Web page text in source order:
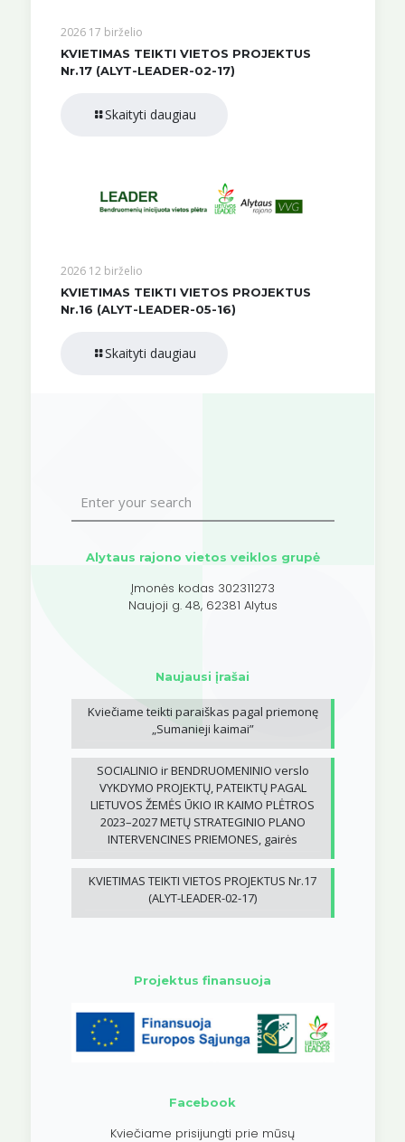
2026 17 birželio
KVIETIMAS TEIKTI VIETOS PROJEKTUS
Nr.17 (ALYT-LEADER-02-17)
Skaityti daugiau
2026 12 birželio
KVIETIMAS TEIKTI VIETOS PROJEKTUS
Nr.16 (ALYT-LEADER-05-16)
Skaityti daugiau
Alytaus rajono vietos veiklos grupė
Įmonės kodas 302311273
Naujoji g. 48, 62381 Alytus
Naujausi įrašai
Kviečiame teikti paraiškas pagal priemonę
„Sumanieji kaimai”
SOCIALINIO ir BENDRUOMENINIO verslo
VYKDYMO PROJEKTŲ, PATEIKTŲ PAGAL
LIETUVOS ŽEMĖS ŪKIO IR KAIMO PLĖTROS
2023–2027 METŲ STRATEGINIO PLANO
INTERVENCINES PRIEMONES, gairės
KVIETIMAS TEIKTI VIETOS PROJEKTUS Nr.17
(ALYT-LEADER-02-17)
Projektus finansuoja
Facebook
Kviečiame prisijungti prie mūsų